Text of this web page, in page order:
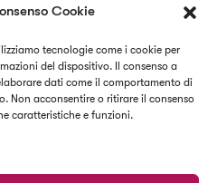
Cookie
tecnologie come i cookie per
del dispositivo. Il consenso a
dati come il comportamento di
Non acconsentire o ritirare il consenso
caratteristiche e funzioni.